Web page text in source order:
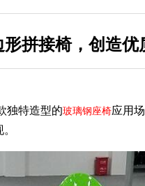
拼接椅，创造优
独特造型的玻璃钢座椅应用